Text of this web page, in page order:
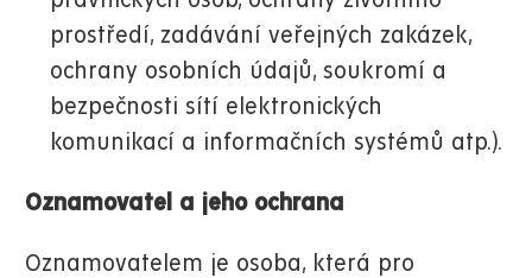
prostředí, zadávání veřejných zakázek,
ochrany osobních údajů, soukromí a
bezpečnosti sítí elektronických
komunikací a informačních systémů atp.).
Oznamovatel a jeho ochrana
Oznamovatelem je osoba, která pro